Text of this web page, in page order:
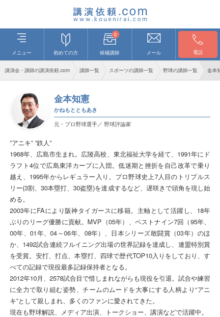
メニュー 初めての方
0
候補講師 メール 電話
講演会・講師の講演依頼.com 講師一覧 スポーツの講師一覧 野球の講師一覧 金本
金本知憲
かねもとともあき
元・プロ野球選手／ 野球評論家
”アニキ” ”鉄人”
1968年、広島市生まれ。広陵高校、東北福祉大学を経て、1991年にド
ラフト4位で広島東洋カープに入団。低迷期と挫折を自己改革で乗り
越え、1995年からレギュラー入り。プロ野球史上7人目のトリプルス
リー(3割、30本塁打、30盗塁)を達成するなど、遅咲きで頭角を現し始
める。
2003年にFAにより阪神タイガースに移籍。主軸として活躍し、18年
ぶりのリーグ優勝に貢献。MVP（05年）、ベストナイン7回（95年、
00年、01年、04～06年、08年）、日本シリーズ敢闘賞（03年）のほ
か、1492試合連続フルイニング出場の世界記録を達成し、連盟特別賞
を受賞。安打、打点、本塁打、四球で歴代TOP10入りをしており、す
べての記録で現役最多記録保持者となる。
2012年10月、2578試合目で惜しまれながらも現役を引退。試合や練習
に全力で取り組む姿勢、チームのムードを大事にする人柄より“アニ
キ”として親しまれ、多くのファンに愛されてきた。
現在も野球解説、メディア出演、トークショー、講演などで活躍中。